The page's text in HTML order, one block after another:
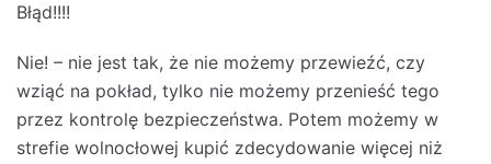
Błąd!!!!
Nie! – nie jest tak, że nie możemy przewieźć, czy
wziąć na pokład, tylko nie możemy przenieść tego
przez kontrolę bezpieczeństwa. Potem możemy w
strefie wolnocłowej kupić zdecydowanie więcej niż